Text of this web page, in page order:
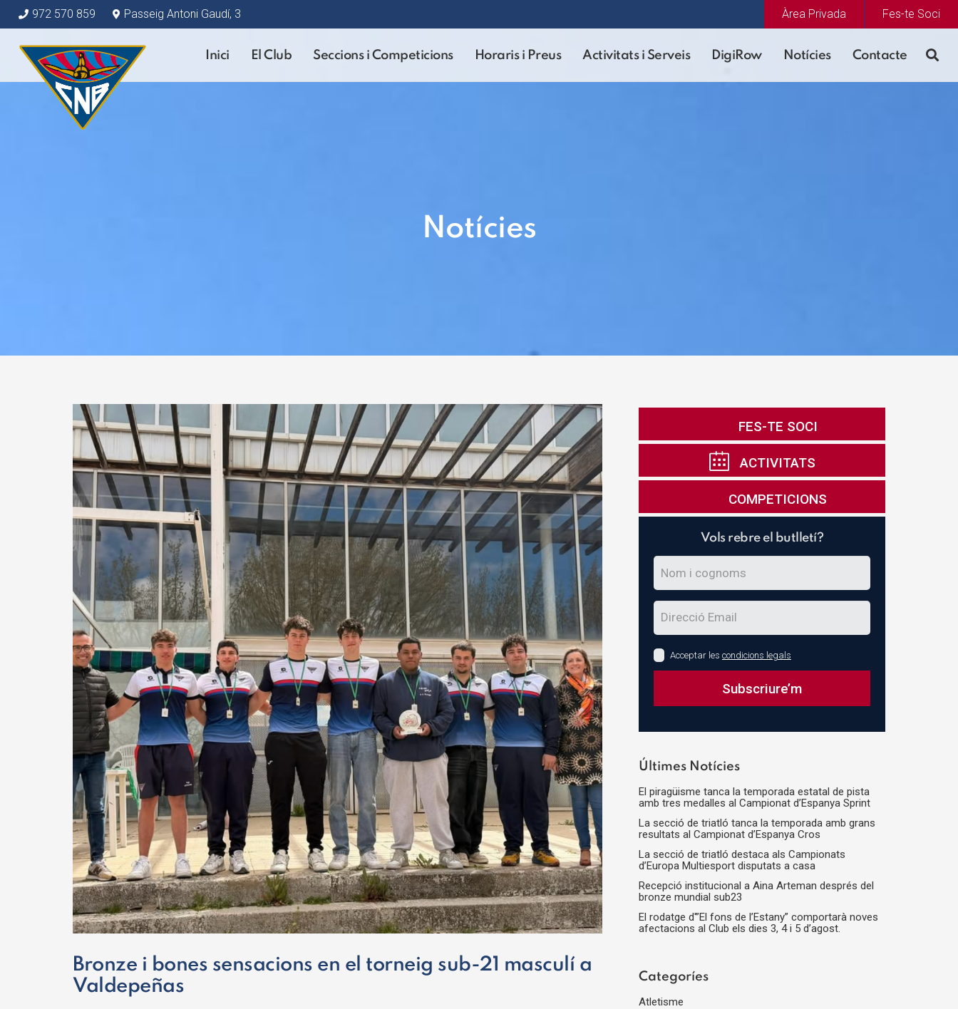
972 570 859 Passeig Antoni Gaudí, 3 Àrea Privada Fes-te Soci
Inici El Club Seccions i Competicions Horaris i Preus Activitats i Serveis DigiRow Notícies Contacte
Notícies
Bronze i bones sensacions en el torneig sub-21 masculí a
Valdepeñas
FES-TE SOCI
ACTIVITATS
COMPETICIONS
Vols rebre el butlletí?
Acceptar les condicions legals
Subscriure’m
should
left
Últimes Notícies
El piragüisme tanca la temporada estatal de pista
amb tres medalles al Campionat d’Espanya Sprint
La secció de triatló tanca la temporada amb grans
resultats al Campionat d’Espanya Cros
La secció de triatló destaca als Campionats
d’Europa Multiesport disputats a casa
Recepció institucional a Aina Arteman després del
bronze mundial sub23
El rodatge d'”El fons de l’Estany” comportarà noves
afectacions al Club els dies 3, 4 i 5 d’agost.
Categoríes
Atletisme